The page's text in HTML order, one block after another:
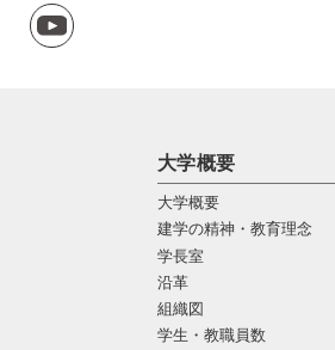
大学概要
大学概要
建学の精神・教育理念
学長室
沿革
組織図
学生・教職員数